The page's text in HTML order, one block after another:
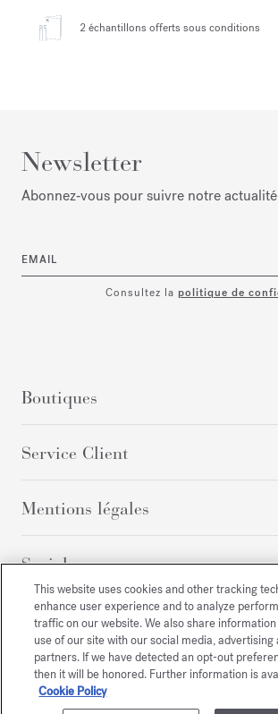
2 échantillons offerts sous conditions
Newsletter
Abonnez‑vous pour suivre notre actualité
EMAIL
Consultez la politique de
Boutiques
Service Client
Mentions légales
Social
Tous droits réservés
This website uses cookies and other tracking
enhance user experience and to analyze
traffic on our website. We also share
use of our site with our social media, advertising
partners. If we have detected an opt-out
then it will be honored. Further information is
Cookie Policy